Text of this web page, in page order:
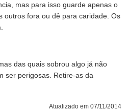
mas para isso guarde apenas o
outros fora ou dê para caridade. Os
das quais sobrou algo já não
ser perigosas. Retire-as da
Atualizado em 07/11/2014